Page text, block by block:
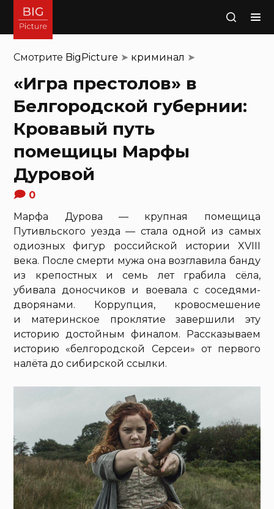
Поиск
Смотрите BigPicture ➤ криминал ➤
«Игра престолов» в
Белгородской губернии:
Кровавый путь
помещицы Марфы
Дуровой
0
Марфа Дурова — крупная помещица
Путивльского уезда — стала одной из самых
одиозных фигур российской истории XVIII
века. После смерти мужа она возглавила банду
из крепостных и семь лет грабила сёла,
убивала доносчиков и воевала с соседями-
дворянами. Коррупция, кровосмешение
и материнское проклятие завершили эту
историю достойным финалом. Рассказываем
историю «белгородской Серсеи» от первого
налёта до сибирской ссылки.